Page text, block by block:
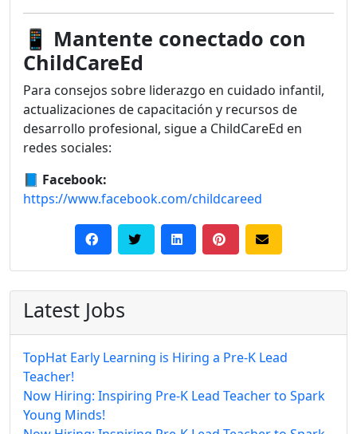
📱 Mantente conectado con
ChildCareEd
Para consejos sobre liderazgo en cuidado infantil,
actualizaciones de capacitación y recursos de
desarrollo profesional, sigue a ChildCareEd en
redes sociales:
📘 Facebook:
https://www.facebook.com/childcareed
Latest Jobs
TopHat Early Learning is Hiring a Pre-K Lead
Teacher!
Now Hiring: Inspiring Pre-K Lead Teacher to Spark
Young Minds!